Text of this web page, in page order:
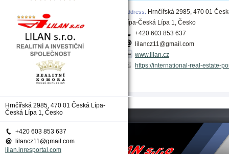
Hrnčířská 2985, 470 01 Česká Lípa-
Česká Lípa 1, Česko
+420 603 853 637
lilancz11@gmail.com
lilan.inresportal.com
Address: Hrnčířská 2985, 470 01
Lípa-Česká Lípa 1, Česko
+420 603 853 637
lilancz11@gmail.com
www.lilan.cz
https://international-real-estate-